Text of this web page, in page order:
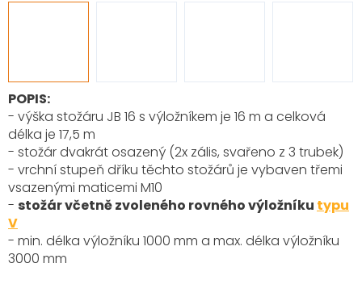
POPIS:
- výška stožáru JB 16 s výložníkem je 16 m a celková
délka je 17,5 m
- stožár dvakrát osazený (2x zális, svařeno z 3 trubek)
- vrchní stupeň dříku těchto stožárů je vybaven třemi
vsazenými maticemi M10
- stožár včetně zvoleného rovného výložníku typu
V
- min. délka výložníku 1000 mm a max. délka výložníku
3000 mm